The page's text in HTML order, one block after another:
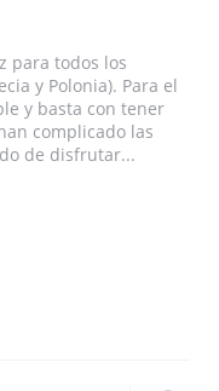
para todos los
y Polonia). Para el
y basta con tener
complicado las
de disfrutar...